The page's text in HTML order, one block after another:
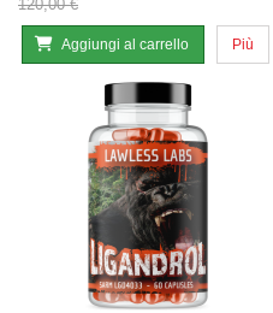
120,00 €
Aggiungi al carrello Più